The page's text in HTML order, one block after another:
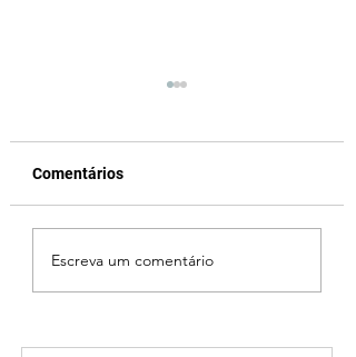
Ciclone bomba no Sul
deve provocar rajadas
de vento e calor
Alto Paranaíba
Comentários
Escreva um comentário